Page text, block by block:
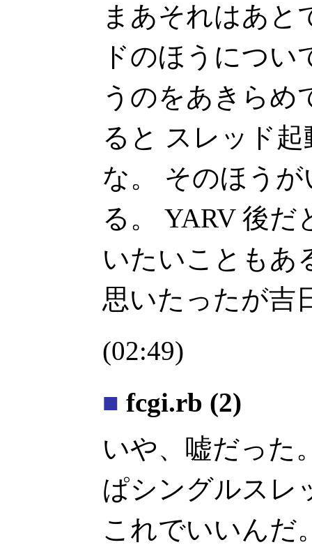
まあそれはあと
ドのほうについ
うのをあきらめ
ると スレッド
な。 そのほう
る。 YARV 後
いたいこともあ
思いたったが吉
(02:49)
■ fcgi.rb (2)
いや、嘘だった
ぱシングルスレ
これでいいんだ